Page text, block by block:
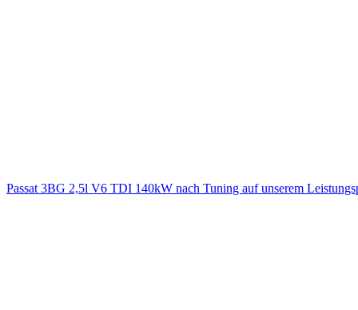
Passat 3BG 2,5l V6 TDI 140kW nach Tuning auf unserem